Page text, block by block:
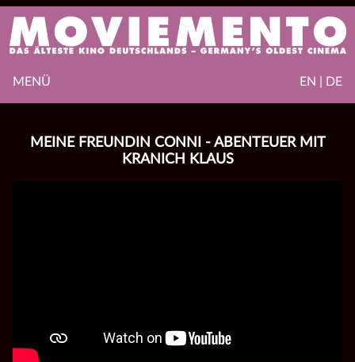
EN | DE
MENÜ
MEINE FREUNDIN CONNI - ABENTEUER MIT
KRANICH KLAUS